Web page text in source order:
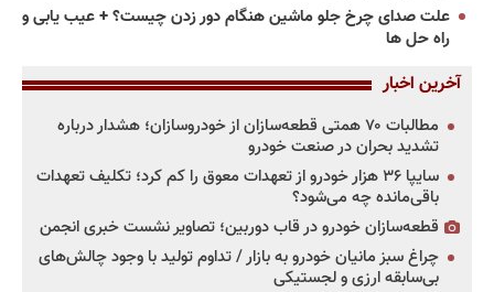
علت صدای چرخ جلو ماشین هنگام دور زدن چیست؟ + عیب یابی و
راه حل ها
آخرین اخبار
مطالبات ۷۰ همتی قطعه‌سازان از خودروسازان؛ هشدار درباره
تشدید بحران در صنعت خودرو
سایپا ۳۶ هزار خودرو از تعهدات معوق را کم کرد؛ تکلیف تعهدات
باقی‌مانده چه می‌شود؟
قطعه‌سازان خودرو در قاب دوربین؛ تصاویر نشست خبری انجمن
چراغ سبز مانیان خودرو به بازار / تداوم تولید با وجود چالش‌های
بی‌سابقه ارزی و لجستیکی